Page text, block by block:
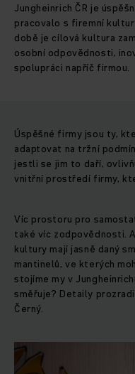
Jungheinrich ČR je
pracovalo s firemní
době je cílová kultura
osobní odpovědnosti,
spolupráci napříč firmou.
Úspěšné firmy jsou ty,
adaptovat na tržní
jestli se jim to daří,
vnitřní prostředí firmy,
Víc prostoru pro
také víc zodpovědnosti.
kultury mají jasně daný
mantinelů, ve kterých
stojíme my v
směřuje? Detaily
Černý.